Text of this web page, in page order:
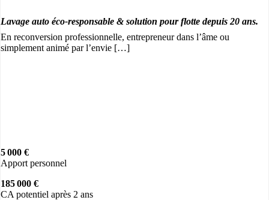
Lavage auto éco-responsable & solution pour flotte depuis 20 ans.
En reconversion professionnelle, entrepreneur dans l’âme ou
simplement animé par l’envie […]
5 000 €
Apport personnel
185 000 €
CA potentiel après 2 ans